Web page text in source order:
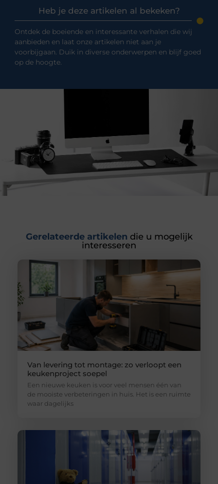
Heb je deze artikelen al bekeken?
Ontdek de boeiende en interessante verhalen die wij
aanbieden en laat onze artikelen niet aan je
voorbijgaan. Duik in diverse onderwerpen en blijf goed
op de hoogte.
Gerelateerde artikelen die u mogelijk
interesseren
Van levering tot montage: zo verloopt een
keukenproject soepel
Een nieuwe keuken is voor veel mensen één van
de mooiste verbeteringen in huis. Het is een ruimte
waar dagelijks